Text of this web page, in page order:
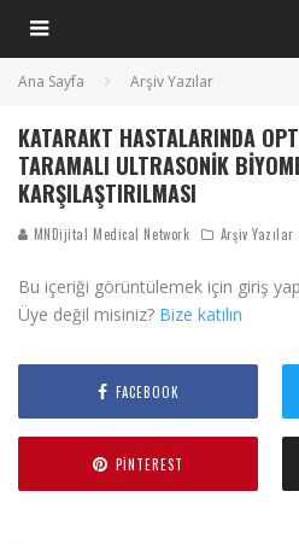
Ana Sayfa Arşiv Yazılar
KATARAKT HASTALARINDA
TARAMALI ULTRASONIK
KARŞILAŞTIRILMASI
MNDijital Medical Network Arşiv Yazılar
Bu içeriği görüntülemek için giriş
Üye değil misiniz? Bize katılın
FACEBOOK
PINTEREST